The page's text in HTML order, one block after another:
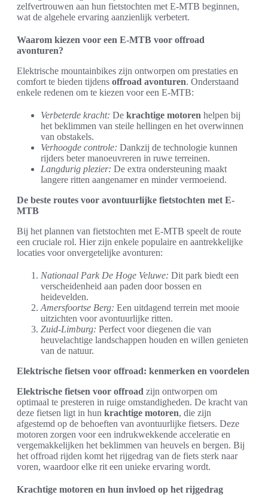
zelfvertrouwen aan hun fietstochten met E-MTB beginnen,
wat de algehele ervaring aanzienlijk verbetert.
Waarom kiezen voor een E-MTB voor offroad
avonturen?
Elektrische mountainbikes zijn ontworpen om prestaties en
comfort te bieden tijdens offroad avonturen. Onderstaand
enkele redenen om te kiezen voor een E-MTB:
Verbeterde kracht: De krachtige motoren helpen bij
het beklimmen van steile hellingen en het overwinnen
van obstakels.
Verhoogde controle: Dankzij de technologie kunnen
rijders beter manoeuvreren in ruwe terreinen.
Langdurig plezier: De extra ondersteuning maakt
langere ritten aangenamer en minder vermoeiend.
De beste routes voor avontuurlijke fietstochten met E-
MTB
Bij het plannen van fietstochten met E-MTB speelt de route
een cruciale rol. Hier zijn enkele populaire en aantrekkelijke
locaties voor onvergetelijke avonturen:
Nationaal Park De Hoge Veluwe: Dit park biedt een
verscheidenheid aan paden door bossen en
heidevelden.
Amersfoortse Berg: Een uitdagend terrein met mooie
uitzichten voor avontuurlijke ritten.
Zuid-Limburg: Perfect voor diegenen die van
heuvelachtige landschappen houden en willen genieten
van de natuur.
Elektrische fietsen voor offroad: kenmerken en voordelen
Elektrische fietsen voor offroad zijn ontworpen om
optimaal te presteren in ruige omstandigheden. De kracht van
deze fietsen ligt in hun krachtige motoren, die zijn
afgestemd op de behoeften van avontuurlijke fietsers. Deze
motoren zorgen voor een indrukwekkende acceleratie en
vergemakkelijken het beklimmen van heuvels en bergen. Bij
het offroad rijden komt het rijgedrag van de fiets sterk naar
voren, waardoor elke rit een unieke ervaring wordt.
Krachtige motoren en hun invloed op het rijgedrag